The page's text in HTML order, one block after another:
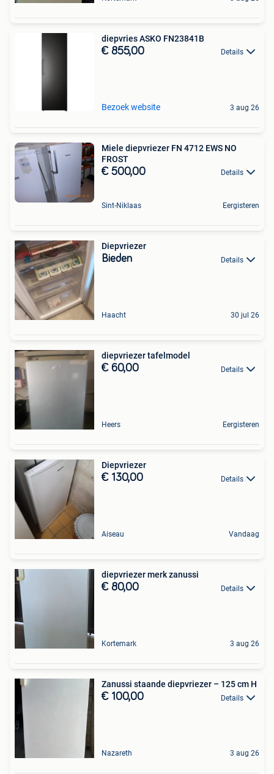
diepvries ASKO FN23841B
€ 855,00 Details
Bezoek website 3 aug 26
Miele diepvriezer FN 4712 EWS NO
FROST
€ 500,00 Details
Sint-Niklaas Eergisteren
Diepvriezer
Bieden Details
Haacht 30 jul 26
diepvriezer tafelmodel
€ 60,00 Details
Heers Eergisteren
Diepvriezer
€ 130,00 Details
Aiseau Vandaag
diepvriezer merk zanussi
€ 80,00 Details
Kortemark 3 aug 26
Zanussi staande diepvriezer – 125 cm H
€ 100,00 Details
Nazareth 3 aug 26